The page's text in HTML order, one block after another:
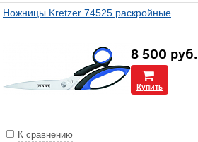
Ножницы Kretzer 74525 раскройные
8 500 руб.
Купить
К сравнению